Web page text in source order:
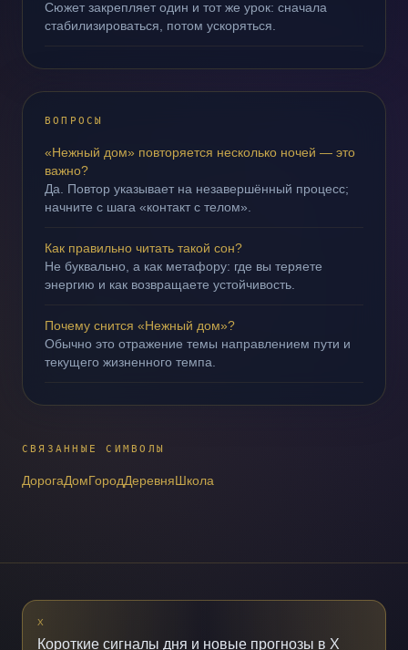
Сюжет закрепляет один и тот же урок: сначала
стабилизироваться, потом ускоряться.
ВОПРОСЫ
«Нежный дом» повторяется несколько ночей — это
важно?
Да. Повтор указывает на незавершённый процесс;
начните с шага «контакт с телом».
Как правильно читать такой сон?
Не буквально, а как метафору: где вы теряете
энергию и как возвращаете устойчивость.
Почему снится «Нежный дом»?
Обычно это отражение темы направлением пути и
текущего жизненного темпа.
СВЯЗАННЫЕ СИМВОЛЫ
ДорогаДомГородДеревняШкола
X
Короткие сигналы дня и новые прогнозы в X